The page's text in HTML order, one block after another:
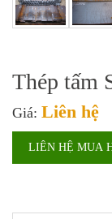
Thép tấm
Giá: Liên hệ
LIÊN HỆ MUA